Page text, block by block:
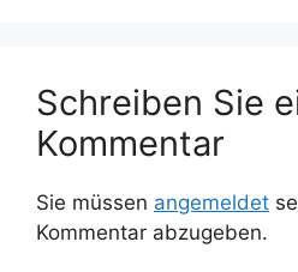
Schreiben Sie
Kommentar
Sie müssen angemeldet
Kommentar abzugeben.